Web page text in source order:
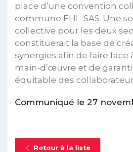
place d’une convention
commune FHL-SAS. Une
collective pour les deux
constituerait la base de
synergies afin de faire face
main-d’œuvre et de
équitable des
Communiqué le 27
Retour à la liste